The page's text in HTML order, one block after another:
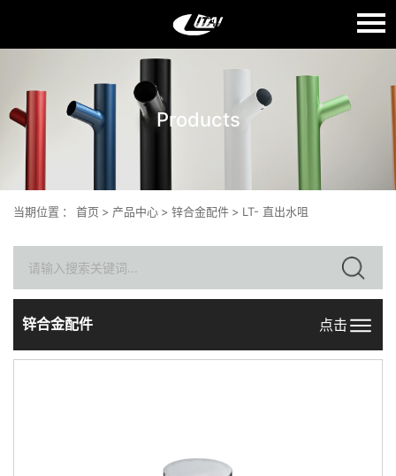
语言： English
产品中心
质量生产
联系我们
Products
当期位置 ： 首页 > 产品中心 > 锌合金配件 > LT- 直出水咀
锌合金配件 点击